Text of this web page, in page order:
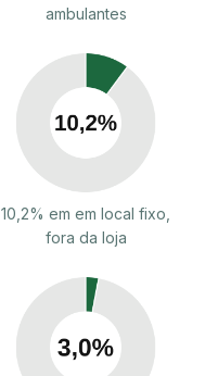
ambulantes
10,2% em em local fixo,
fora da loja